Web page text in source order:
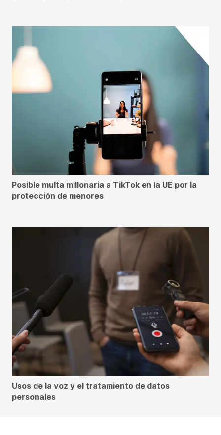
Posible multa millonaria a TikTok en la UE por la
protección de menores
Usos de la voz y el tratamiento de datos
personales